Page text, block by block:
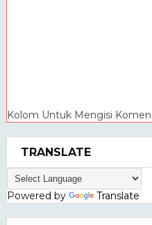
Kolom Untuk Mengisi
TRANSLATE
Powered by Translate